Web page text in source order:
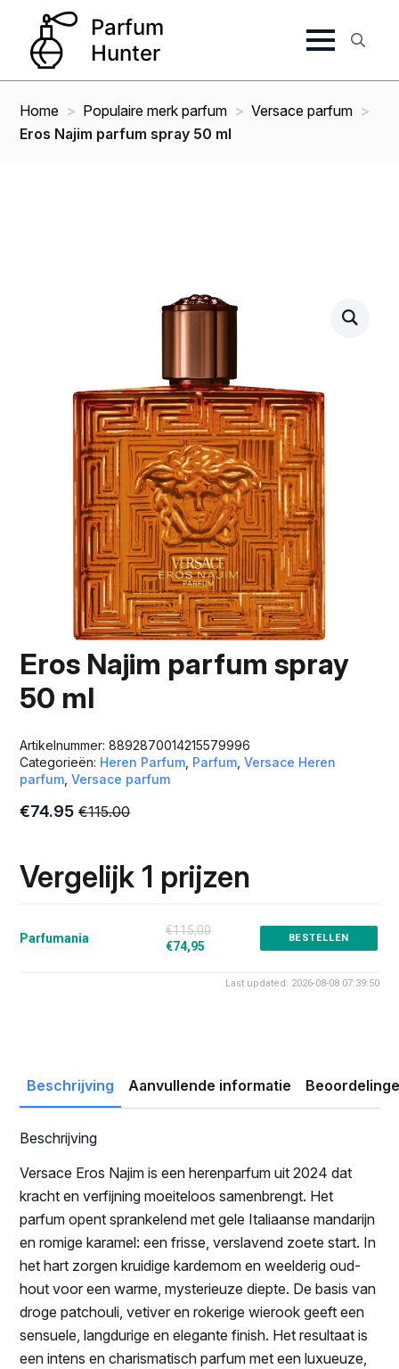
Home Populaire merk parfum
Versace parfum
Eros Najim parfum spray 50 ml
Eros Najim parfum spray
50 ml
Artikelnummer:8892870014215579996
Categorieën: Heren Parfum Parfum ,Versace Heren
parfum ,Versace parfum
€115.00
Oorspronkelijke
€115.00.
€74.95
Huidige
€74.95.
Vergelijk 1 prijzen
Parfumania
€115,00
€74,95
BESTELLEN
Last updated: 2026-08-08 07:39:50
Beschrijving Aanvullende informatie
Beschrijving
Versace Eros Najim is een herenparfum uit 2024 dat
kracht en verfijning moeiteloos samenbrengt. Het
parfum opent sprankelend met gele Italiaanse mandarijn
en romige karamel: een frisse, verslavend zoete start. In
het hart zorgen kruidige kardemom en weelderig oud-
hout voor een warme, mysterieuze diepte. De basis van
droge patchouli, vetiver en rokerige wierook geeft een
sensuele, langdurige en elegante finish. Het resultaat is
een intens en charismatisch parfum met een luxueuze,